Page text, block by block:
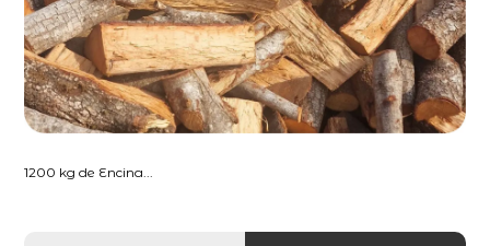
1200 kg de Encina...